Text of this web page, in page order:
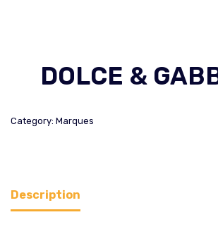
DOLCE &
Category: Marques
Description